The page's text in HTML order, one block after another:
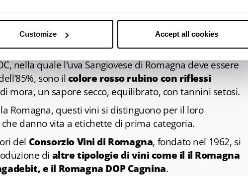
Customize Accept all cookies
Sangiovese DOP si distingue inquattro tipologie
Sangiovese Novello, Superiore e Riserva.
nella quale l'uva Sangiovese di Romagna deve essere
sono ilcolore rosso rubino con riflessi
mora, un sapore secco, equilibrato, con tannini setosi.
Romagna, questi vini si distinguono per il loro
che danno vita a etichette di prima categoria.
del Consorzio Vini di Romagna, fondato nel 1962, si
di altre tipologie di vini come il il Romagna
e il Romagna DOP Cagnina.